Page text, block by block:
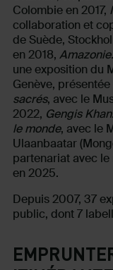
Colombie en 2017,
collaboration et
de Suède,
en 2018,
une exposition du
Genève, présentée
sacrés, avec le
2022, Gengis
le monde, avec le
Ulaanbaatar
partenariat avec le
en 2025.
Depuis 2007, 37
public, dont 7